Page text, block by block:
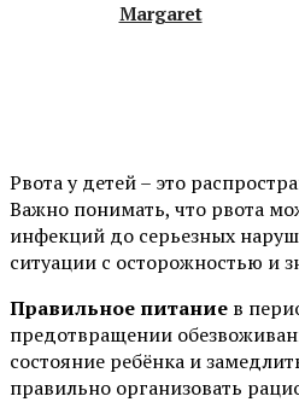
Margaret
Рвота у детей – это
Важно понимать, что рвота
инфекций до серьезных
ситуации с осторожностью и
Правильное питание в
предотвращении
состояние ребёнка и
правильно организовать